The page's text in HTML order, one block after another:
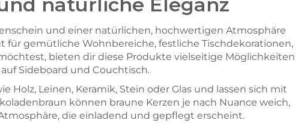
und einer natürlichen, hochwertigen Atmosphäre
für gemütliche Wohnbereiche, festliche Tischdekorationen,
bieten dir diese Produkte vielseitige Möglichkeiten
Sideboard und Couchtisch.
Leinen, Keramik, Stein oder Glas und lassen sich mit
können braune Kerzen je nach Nuance weich,
die einladend und gepflegt erscheint.